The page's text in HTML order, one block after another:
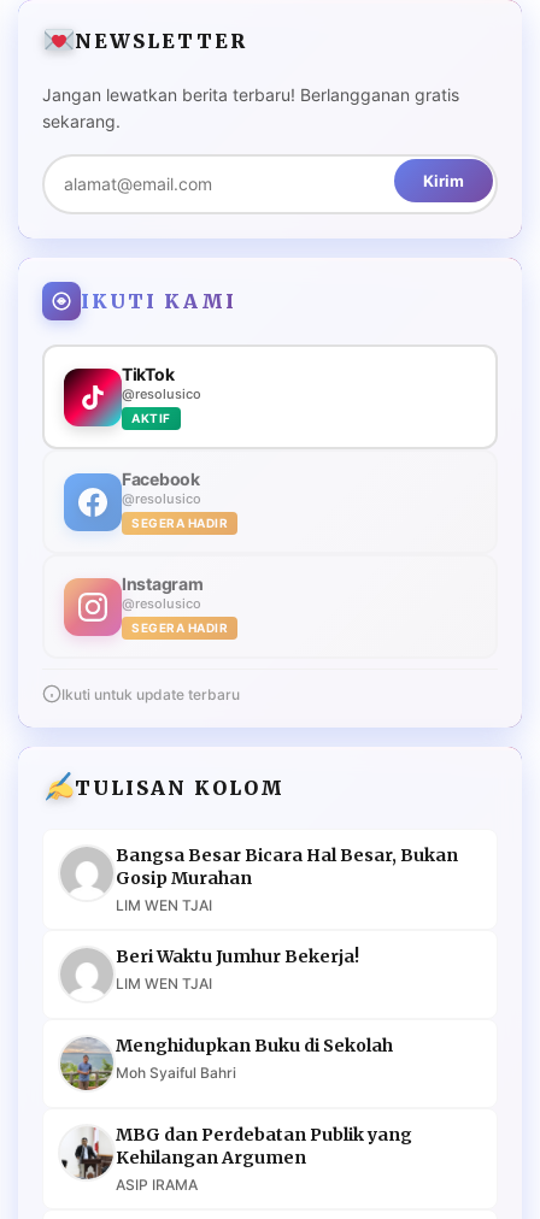
NEWSLETTER
Jangan lewatkan berita terbaru! Berlangganan gratis
sekarang.
Kirim
IKUTI KAMI
TikTok
@resolusico
AKTIF
Facebook
@resolusico
SEGERA HADIR
Instagram
@resolusico
SEGERA HADIR
Ikuti untuk update terbaru
TULISAN KOLOM
Bangsa Besar Bicara Hal Besar, Bukan
Gosip Murahan
LIM WEN TJAI
Beri Waktu Jumhur Bekerja!
LIM WEN TJAI
Menghidupkan Buku di Sekolah
Moh Syaiful Bahri
MBG dan Perdebatan Publik yang
Kehilangan Argumen
ASIP IRAMA